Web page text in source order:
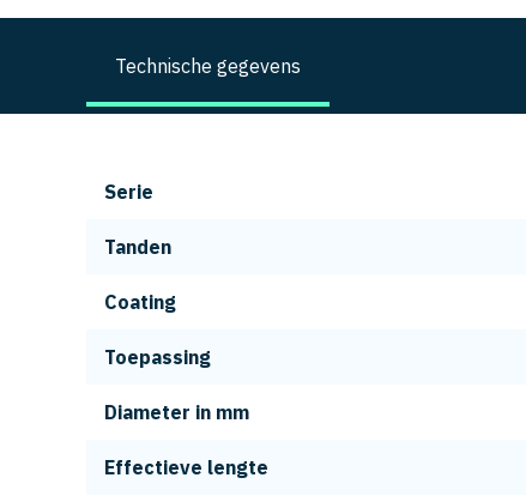
Technische gegevens
Serie
Tanden
Coating
Toepassing
Diameter in mm
Effectieve lengte